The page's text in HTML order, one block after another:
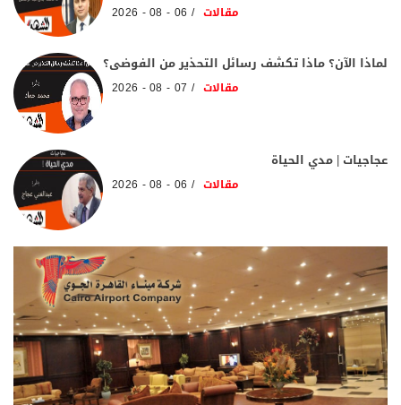
مقالات 06 - 08 - 2026
لماذا الآن؟ ماذا تكشف رسائل التحذير من الفوضى؟
مقالات 07 - 08 - 2026
عجاجيات | مدي الحياة
مقالات 06 - 08 - 2026